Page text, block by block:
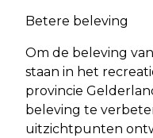
Betere beleving
Om de beleving
staan in het
provincie
beleving te
uitzichtpunten